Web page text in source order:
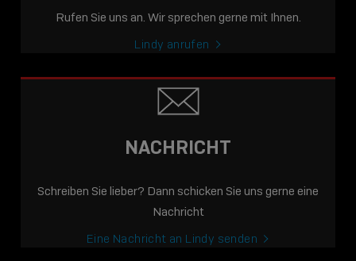
Rufen Sie uns an. Wir sprechen gerne mit Ihnen.
Lindy anrufen
NACHRICHT
Schreiben Sie lieber? Dann schicken Sie uns gerne eine
Nachricht
Eine Nachricht an Lindy senden